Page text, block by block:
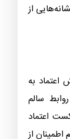
از
اعتماد به
سالم
اعتماد
از